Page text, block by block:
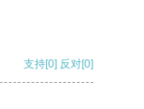
支持[0] 反对[0]